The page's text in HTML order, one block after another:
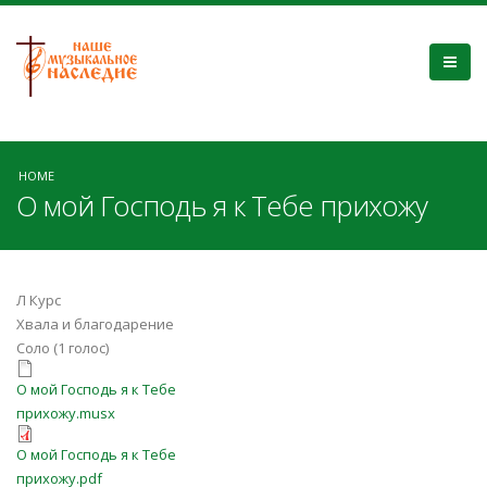
HOME
О мой Господь я к Тебе прихожу
Л Курс
Хвала и благодарение
Соло (1 голос)
О мой Господь я к Тебе
прихожу.musx
О мой Господь я к Тебе
прихожу.musx
О мой Господь я к Тебе
О мой Господь я к Тебе
прихожу.pdf